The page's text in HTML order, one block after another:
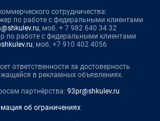
сотрудничества:
по работе с федеральными клиентами
, моб. + 7 982 640 34 32
по работе с федеральными клиентами
, моб. +7 910 402 4056
ответственности за достоверность
в рекламных объявлениях.
партнёрства: 93pr@shkulev.ru
об ограничениях